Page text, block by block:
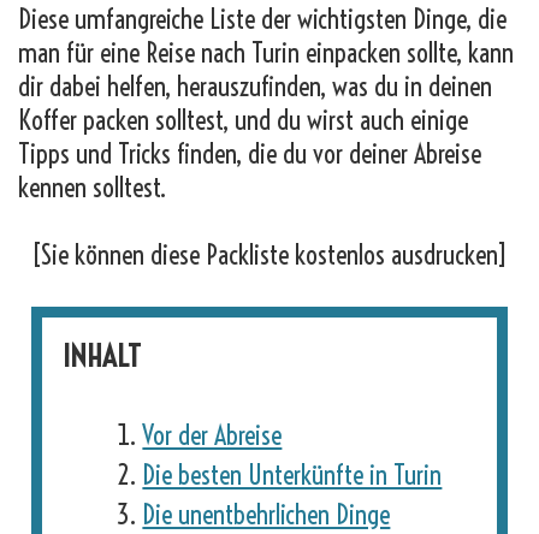
Diese umfangreiche Liste der wichtigsten Dinge, die
man für eine Reise nach Turin einpacken sollte, kann
dir dabei helfen, herauszufinden, was du in deinen
Koffer packen solltest, und du wirst auch einige
Tipps und Tricks finden, die du vor deiner Abreise
kennen solltest.
[Sie können diese Packliste kostenlos ausdrucken]
INHALT
Vor der Abreise
Die besten Unterkünfte in Turin
Die unentbehrlichen Dinge